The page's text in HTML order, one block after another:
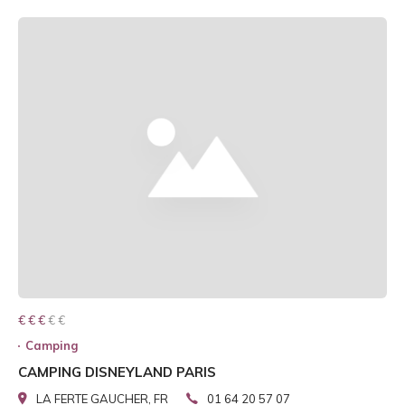
€ € € € €
€ € €
Camping
CAMPING DISNEYLAND PARIS
LA FERTE GAUCHER, FR 01 64 20 57 07